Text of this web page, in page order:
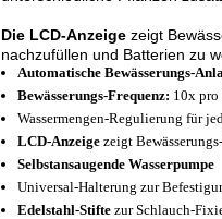
Die LCD-Anzeige zeigt
nachzufüllen und Batterien zu
Automatische Bewässerungs-
Bewässerungs-Frequenz: 10x pro
Wassermengen-Regulierung für
LCD-Anzeige zeigt
Selbstansaugende Wasserpumpe
Universal-Halterung zur
Edelstahl-Stifte zur Schlauch-